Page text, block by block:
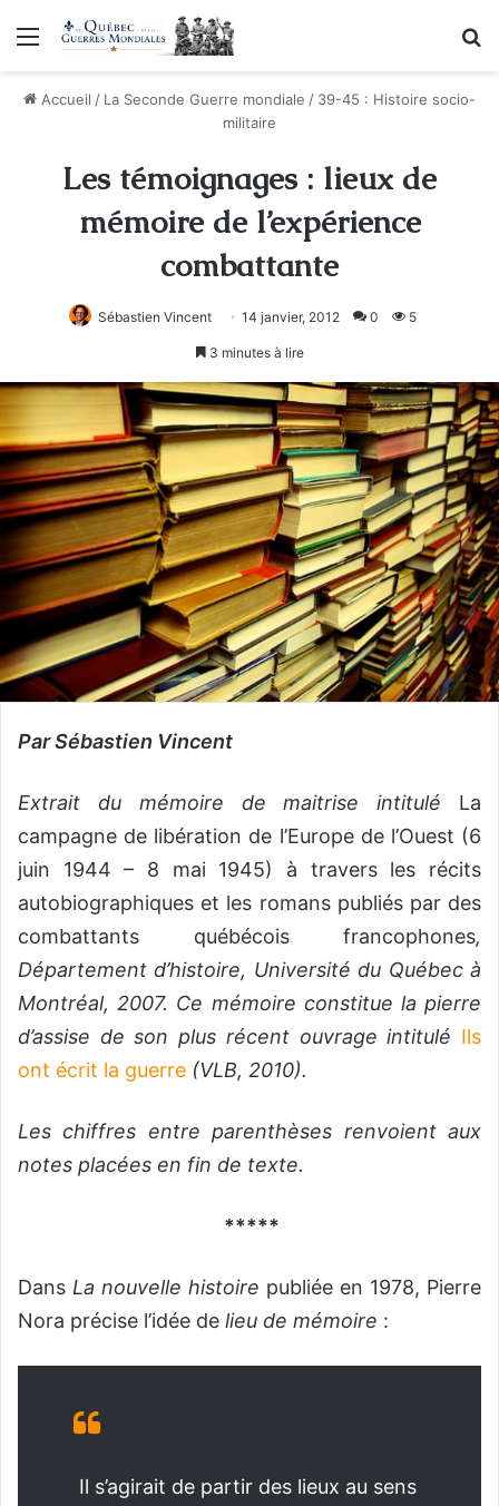
Menu
Accueil / La Seconde Guerre mondiale / 39-45 : Histoire socio-
militaire
Les témoignages : lieux de
mémoire de l’expérience
combattante
Sébastien Vincent 14 janvier, 2012 0 5
3 minutes à lire
Par Sébastien Vincent
Extrait du mémoire de maitrise intitulé La
campagne de libération de l’Europe de l’Ouest (6
juin 1944 – 8 mai 1945) à travers les récits
autobiographiques et les romans publiés par des
combattants québécois francophones,
Département d’histoire, Université du Québec à
Montréal, 2007. Ce mémoire constitue la pierre
d’assise de son plus récent ouvrage intitulé Ils
ont écrit la guerre (VLB, 2010).
Les chiffres entre parenthèses renvoient aux
notes placées en fin de texte.
*****
Dans La nouvelle histoire publiée en 1978, Pierre
Nora précise l’idée de lieu de mémoire :
Il s’agirait de partir des lieux au sens